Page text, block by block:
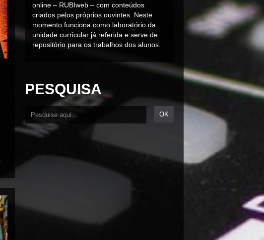
online – RUBIweb – com conteúdos
criados pelos próprios ouvintes. Neste
momento funciona como laboratório da
unidade curricular já referida e serve de
repositório para os trabalhos dos alunos.
PESQUISA_